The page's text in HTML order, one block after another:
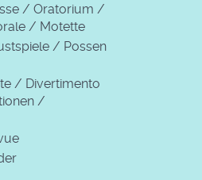
/ Oratorium /
/ Motette
/ Possen
/ Divertimento
/